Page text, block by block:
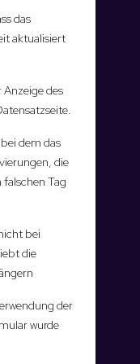
das
aktualisiert
Anzeige des
dem das
die
falschen Tag
bei
die
der
wurde